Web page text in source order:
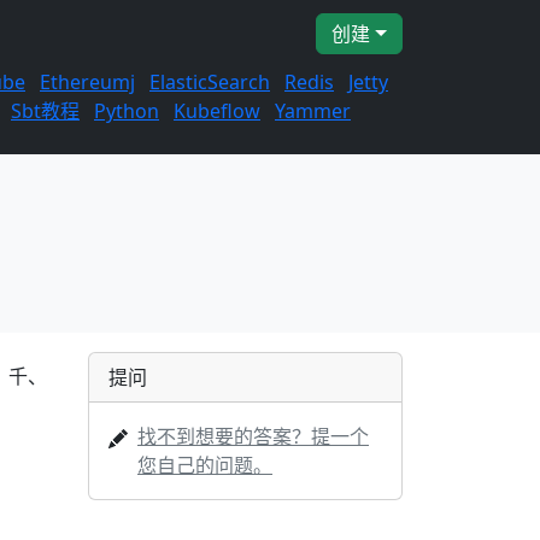
创建
Ethereumj ElasticSearch Redis
Jetty
Sbt教程
Python Kubeflow Yammer
、 提问
找不到想要的答案？提一个
您自己的问题。